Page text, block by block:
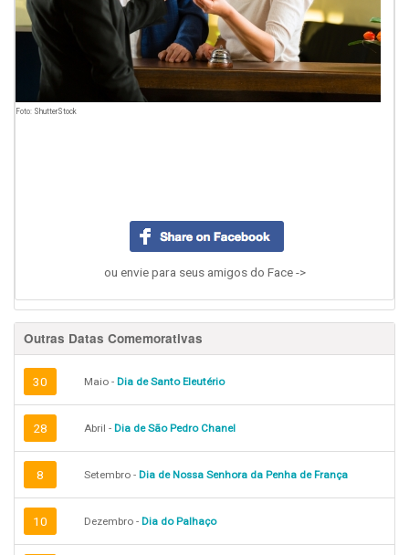
Foto: ShutterStock
ou envie para seus amigos do Face ->
Outras Datas Comemorativas
30 Maio - Dia de Santo Eleutério
28 Abril - Dia de São Pedro Chanel
8 Setembro - Dia de Nossa Senhora da Penha de França
10 Dezembro - Dia do Palhaço